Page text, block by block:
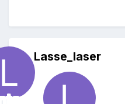
Lasse_laser